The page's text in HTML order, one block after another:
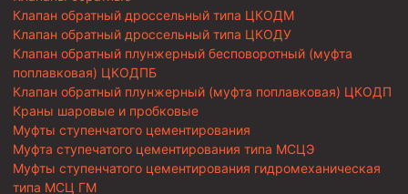
Клапан обратный дроссельный типа ЦКОДМ
Клапан обратный дроссельный типа ЦКОДУ
Клапан обратный плунжерный бесповоротный (муфта
поплавковая) ЦКОДПБ
Клапан обратный плунжерный (муфта поплавковая) ЦКОДП
Краны шаровые и пробковые
Муфты ступенчатого цементирования
Муфта ступечатого цементирования типа МСЦЭ
Муфты ступенчатого цементирования гидромеханическая
типа МСЦ ГМ